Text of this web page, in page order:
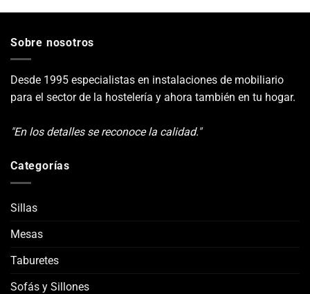
980,00€.784,00€.
Sobre nosotros
Desde 1995 especialistas en instalaciones de mobiliario
para el sector de la hostelería y ahora también en tu hogar.
"En los detalles se reconoce la calidad."
Categorías
Sillas
Mesas
Taburetes
Sofás y Sillones